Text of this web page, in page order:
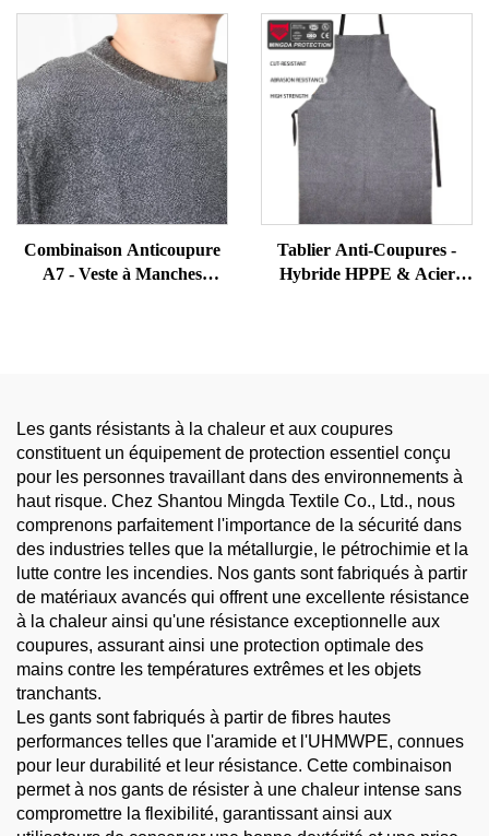
Combinaison Anticoupure
A7 - Veste à Manches
Tablier Anti-Coupures -
Hybride HPPE & Acier
Les gants résistants à la chaleur et aux coupures
constituent un équipement de protection essentiel conçu
pour les personnes travaillant dans des environnements à
haut risque. Chez Shantou Mingda Textile Co., Ltd., nous
comprenons parfaitement l'importance de la sécurité dans
des industries telles que la métallurgie, le pétrochimie et la
lutte contre les incendies. Nos gants sont fabriqués à partir
de matériaux avancés qui offrent une excellente résistance
à la chaleur ainsi qu'une résistance exceptionnelle aux
coupures, assurant ainsi une protection optimale des
mains contre les températures extrêmes et les objets
tranchants.
Les gants sont fabriqués à partir de fibres hautes
performances telles que l'aramide et l'UHMWPE, connues
pour leur durabilité et leur résistance. Cette combinaison
permet à nos gants de résister à une chaleur intense sans
compromettre la flexibilité, garantissant ainsi aux